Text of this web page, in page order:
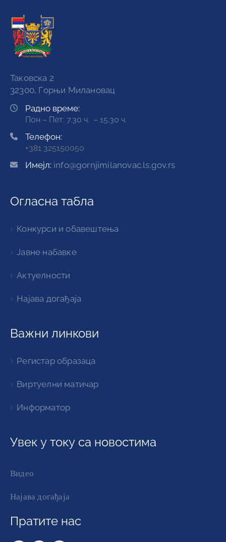
Таковска 2
32300, Горњи Милановац
Радно време:
Пон – Пет: 7.30 ч. – 15.30 ч.
Телефон:
+381 325150050
Имејл: info@gornjimilanovac.ls.gov.rs
Огласна табла
Конкурси и обавештења
Јавне набавке
Актуелности
Најава догађаја
Важни линкови
Регистар образаца
Виртуелни матичар
Информатор
Увек у току са новостима
Видео
Најава догађаја
Пратите нас